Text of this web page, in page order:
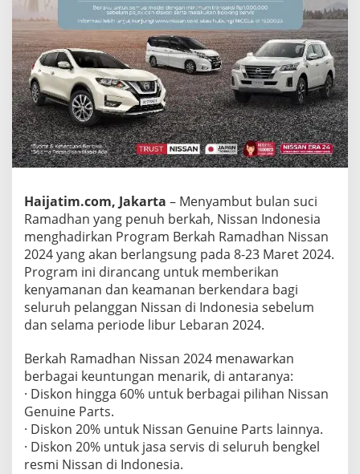
T
a
w
a
r
k
a
n
S
e
r
v
s
e
m
a
t
&
M
u
d
k
A
m
a
Haijatim.com, Jakarta – Menyambut bulan suci
Ramadhan yang penuh berkah, Nissan Indonesia
menghadirkan Program Berkah Ramadhan Nissan
2024 yang akan berlangsung pada 8-23 Maret 2024.
Program ini dirancang untuk memberikan
kenyamanan dan keamanan berkendara bagi
seluruh pelanggan Nissan di Indonesia sebelum
dan selama periode libur Lebaran 2024.
Berkah Ramadhan Nissan 2024 menawarkan
berbagai keuntungan menarik, di antaranya:
· Diskon hingga 60% untuk berbagai pilihan Nissan
Genuine Parts.
· Diskon 20% untuk Nissan Genuine Parts lainnya.
· Diskon 20% untuk jasa servis di seluruh bengkel
resmi Nissan di Indonesia.